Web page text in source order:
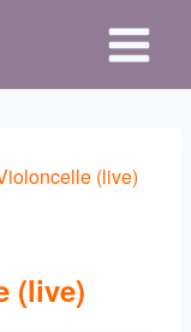
(live)
(live)